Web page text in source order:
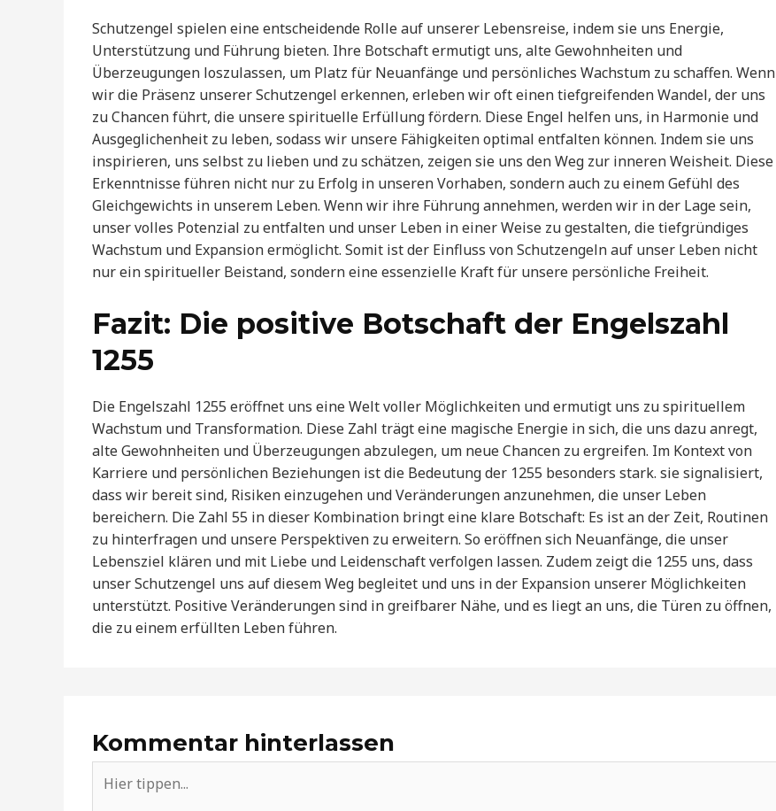
Schutzengel spielen eine entscheidende Rolle auf unserer Lebensreise, indem sie uns Energie,
Unterstützung und Führung bieten. Ihre Botschaft ermutigt uns, alte Gewohnheiten und
Überzeugungen loszulassen, um Platz für Neuanfänge und persönliches Wachstum zu schaffen. Wenn
wir die Präsenz unserer Schutzengel erkennen, erleben wir oft einen tiefgreifenden Wandel, der uns
zu Chancen führt, die unsere spirituelle Erfüllung fördern. Diese Engel helfen uns, in Harmonie und
Ausgeglichenheit zu leben, sodass wir unsere Fähigkeiten optimal entfalten können. Indem sie uns
inspirieren, uns selbst zu lieben und zu schätzen, zeigen sie uns den Weg zur inneren Weisheit. Diese
Erkenntnisse führen nicht nur zu Erfolg in unseren Vorhaben, sondern auch zu einem Gefühl des
Gleichgewichts in unserem Leben. Wenn wir ihre Führung annehmen, werden wir in der Lage sein,
unser volles Potenzial zu entfalten und unser Leben in einer Weise zu gestalten, die tiefgründiges
Wachstum und Expansion ermöglicht. Somit ist der Einfluss von Schutzengeln auf unser Leben nicht
nur ein spiritueller Beistand, sondern eine essenzielle Kraft für unsere persönliche Freiheit.
Fazit: Die positive Botschaft der Engelszahl
1255
Die Engelszahl 1255 eröffnet uns eine Welt voller Möglichkeiten und ermutigt uns zu spirituellem
Wachstum und Transformation. Diese Zahl trägt eine magische Energie in sich, die uns dazu anregt,
alte Gewohnheiten und Überzeugungen abzulegen, um neue Chancen zu ergreifen. Im Kontext von
Karriere und persönlichen Beziehungen ist die Bedeutung der 1255 besonders stark. sie signalisiert,
dass wir bereit sind, Risiken einzugehen und Veränderungen anzunehmen, die unser Leben
bereichern. Die Zahl 55 in dieser Kombination bringt eine klare Botschaft: Es ist an der Zeit, Routinen
zu hinterfragen und unsere Perspektiven zu erweitern. So eröffnen sich Neuanfänge, die unser
Lebensziel klären und mit Liebe und Leidenschaft verfolgen lassen. Zudem zeigt die 1255 uns, dass
unser Schutzengel uns auf diesem Weg begleitet und uns in der Expansion unserer Möglichkeiten
unterstützt. Positive Veränderungen sind in greifbarer Nähe, und es liegt an uns, die Türen zu öffnen,
die zu einem erfüllten Leben führen.
Kommentar hinterlassen
tippen...